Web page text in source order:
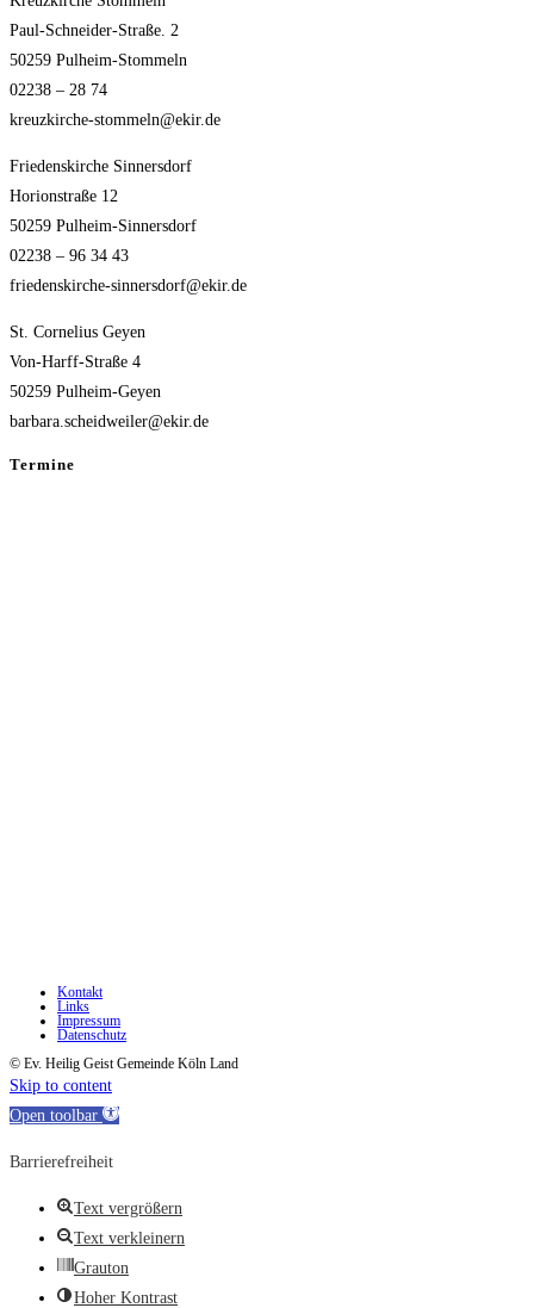
Paul-Schneider-Straße. 2
50259 Pulheim-Stommeln
02238 – 28 74
kreuzkirche-stommeln@ekir.de
Friedenskirche Sinnersdorf
Horionstraße 12
50259 Pulheim-Sinnersdorf
02238 – 96 34 43
friedenskirche-sinnersdorf@ekir.de
St. Cornelius Geyen
Von-Harff-Straße 4
50259 Pulheim-Geyen
barbara.scheidweiler@ekir.de
Termine
Kontakt
Links
Impressum
Datenschutz
© Ev. Heilig Geist Gemeinde Köln Land
Skip to content
Open toolbar
Barrierefreiheit
Text vergrößern
Text verkleinern
Grauton
Hoher Kontrast